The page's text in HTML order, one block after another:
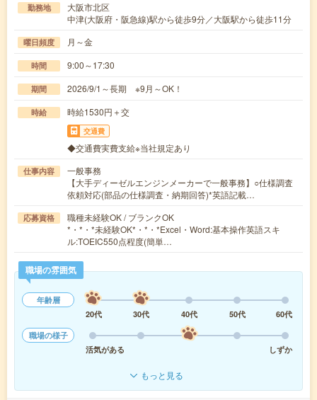
勤務地
大阪市北区
中津(大阪府・阪急線)駅から徒歩9分／大阪駅から徒歩11分
曜日頻度 月～金
時間 9:00～17:30
期間 2026/9/1～長期 ※9月～OK！
時給 時給1530円＋交
交通費
◆交通費実費支給※当社規定あり
仕事内容
一般事務
【大手ディーゼルエンジンメーカーで一般事務】○仕様調査
依頼対応(部品の仕様調査・納期回答)*英語記載…
応募資格
職種未経験OK / ブランクOK
*・*・*未経験OK*・*・*Excel・Word:基本操作英語スキ
ル:TOEIC550点程度(簡単…
職場の雰囲気
年齢層
20代
30代 40代 50代
60代
職場の様子
活気がある
しずか
もっと見る